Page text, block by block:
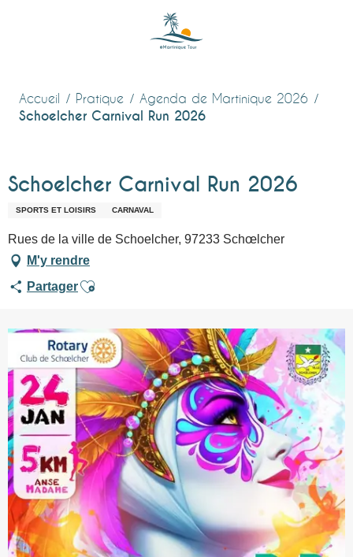
Accueil Pratique Agenda de Martinique 2026
Schoelcher Carnival Run 2026
Schoelcher Carnival Run 2026
SPORTS ET LOISIRS CARNAVAL
Rues de la ville de Schoelcher, 97233 Schœlcher
M'y rendre
PartagerAjouter aux favoris